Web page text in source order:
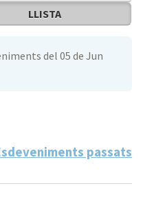
LLISTA
del 05 de Jun
passats